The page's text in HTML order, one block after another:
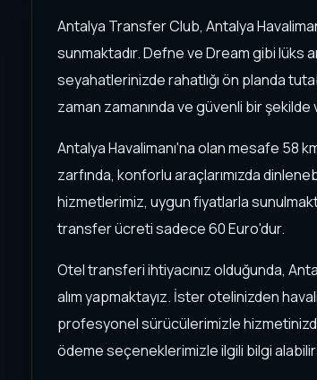
Antalya Transfer Club, Antalya
sunmaktadır. Defne ve Dream gibi lüks
seyahatlerinizde rahatlığı ön planda
zaman zamanında ve güvenli bir şekilde
Antalya Havalimanı'na olan mesafe 58
zarfında, konforlu araçlarımızda
hizmetlerimiz, uygun fiyatlarla
transfer ücreti sadece 60 Euro'dur.
Otel transferi ihtiyacınız olduğunda,
alım yapmaktayız. İster otelinizden
profesyonel sürücülerimizle
ödeme seçeneklerimizle ilgili bilgi